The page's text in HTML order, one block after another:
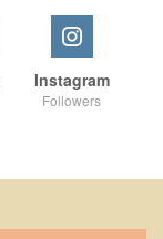
Instagram
Followers